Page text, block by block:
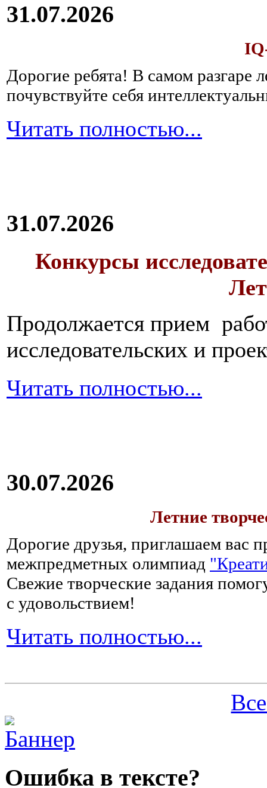
31.07.2026
Дорогие ребята! В самом разгаре
почувствуйте себя
Читать полностью...
31.07.2026
Конкурсы
Продолжается прием
исследовательских и
Читать полностью...
30.07.2026
Летние
Дорогие друзья, приглашаем вас
межпредметных олимпиад
Свежие творческие задания
с удовольствием!
Читать полностью...
Ошибка в тексте?